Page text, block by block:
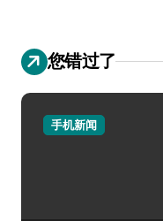
您错过了
手机新闻